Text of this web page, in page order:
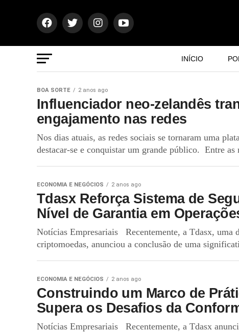
INÍCIO
BOA SORTE 2 anos ago
Influenciador neo-zelandês
engajamento nas redes
Nos dias atuais, as redes sociais se tornaram uma
destacar-se e conquistar um grande público. Entre as
ECONOMIA E NEGÓCIOS 2 anos ago
Tdasx Reforça Sistema de
Nível de Garantia em
Notícias Empresariais Recentemente, a Tdasx, uma
criptomoedas, anunciou a conclusão de uma
ECONOMIA E NEGÓCIOS 2 anos ago
Construindo um Marco de
Supera os Desafios da
Notícias Empresariais Recentemente, a Tdasx